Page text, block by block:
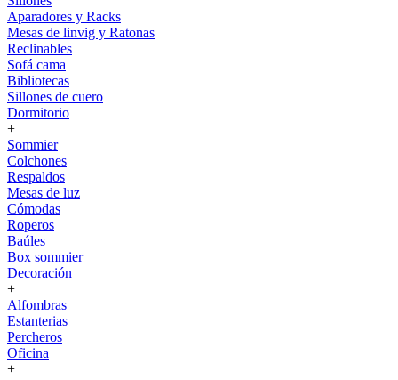
Aparadores y Racks
Mesas de linvig y Ratonas
Reclinables
Sofá cama
Bibliotecas
Sillones de cuero
Dormitorio
+
Sommier
Colchones
Respaldos
Mesas de luz
Cómodas
Roperos
Baúles
Box sommier
Decoración
+
Alfombras
Estanterias
Percheros
Oficina
+